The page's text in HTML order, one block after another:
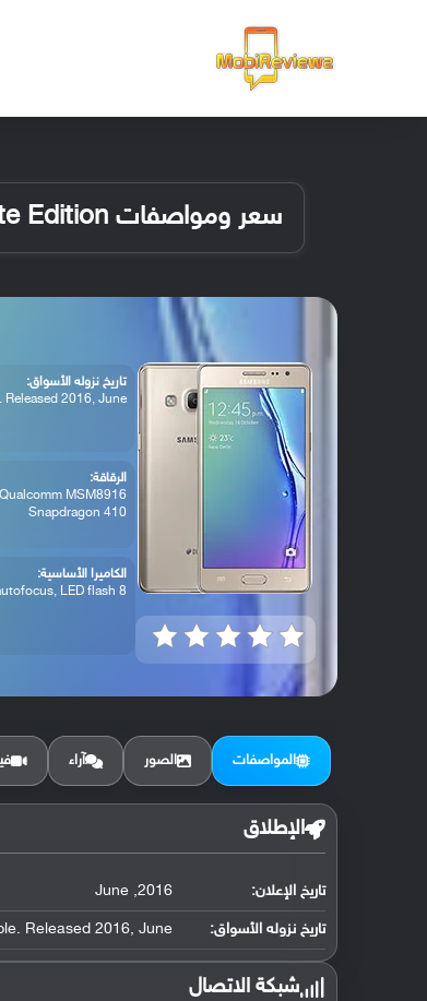
سعر ومواصفات Samsung Z3 Corporate Edition
تاريخ نزوله الأسواق:
Released 2016, June
الرقاقة:
Qualcomm MSM8916
Snapdragon 410
الكاميرا الأساسية:
8 MP, f/2.2, autofocus, LED flash
المواصفات الصور آراء
الإطلاق
تاريخ الإعلان: 2016, June
تاريخ نزوله الأسواق: Released 2016, June
شبكة الاتصال